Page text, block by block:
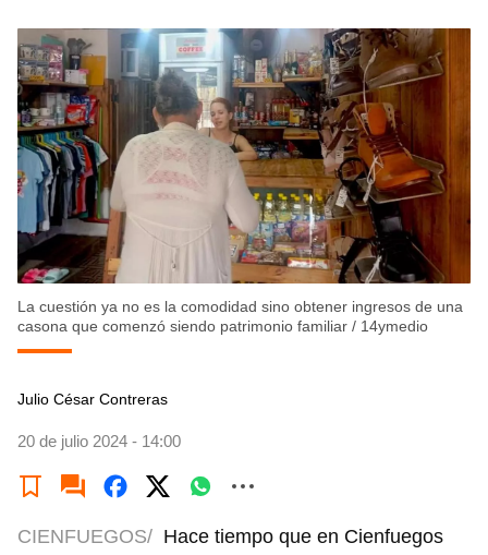
La cuestión ya no es la comodidad sino obtener ingresos de una
casona que comenzó siendo patrimonio familiar / 14ymedio
Julio César Contreras
20 de julio 2024 - 14:00
CIENFUEGOS/ Hace tiempo que en Cienfuegos